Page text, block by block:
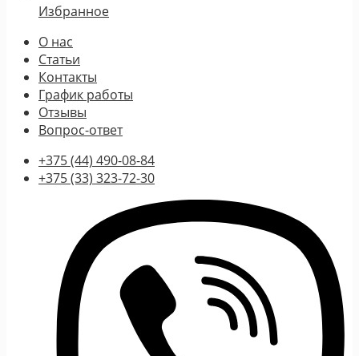
Избранное
О нас
Статьи
Контакты
График работы
Отзывы
Вопрос-ответ
+375 (44) 490-08-84
+375 (33) 323-72-30